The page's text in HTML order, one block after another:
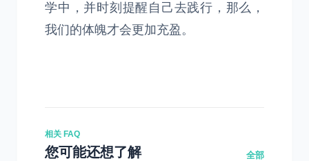
学中，并时刻提醒自己去践行，那么，
我们的体魄才会更加充盈。
相关 FAQ
您可能还想了解 全部